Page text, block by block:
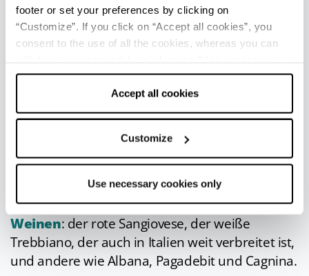
footer or set your preferences by clicking on
“Customize”. If you click on “Accept all cookies”, you
consent to the use of all the cookies, whereas you can
cookies only” and only the technical cookies for the
correct functioning of the website will be used.
Accept all cookies
Customize
Use necessary cookies only
KULINARISCHES
kulinarische Tradition der Romagna genießen:
eine Tafel voller Spezialitäten rund um einige
wenige Schwerpunkte wie Pasta, Piadina,
Schinken und Salami sowie Fleisch.
In den umliegenden Hügeln gibt es eine
berühmte Weinbautradition mit
hervorragenden, charakterstarken
Weinen: der rote Sangiovese, der weiße
Trebbiano, der auch in Italien weit verbreitet ist,
und andere wie Albana, Pagadebit und Cagnina.